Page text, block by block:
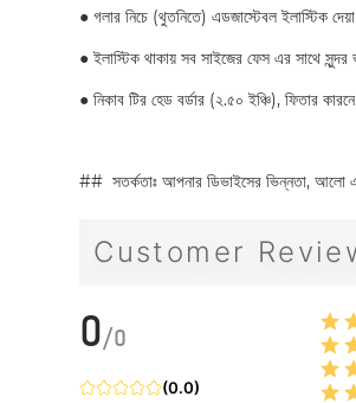
● গলার নিচে (থুতনিতে) এডজাস্টেবল ইলাস্টিক
●ইলাস্টিক থাকায় সব সাইজের ফেস এর সাথে সুন্দর
● নিকাব টির হেড বর্ডার (২.৫০ ইঞ্চি), ফিতার
## সতর্কতাঃ আপনার ডিভাইসের ভিন্নতা, আলো
Customer
0/0
(0.0)